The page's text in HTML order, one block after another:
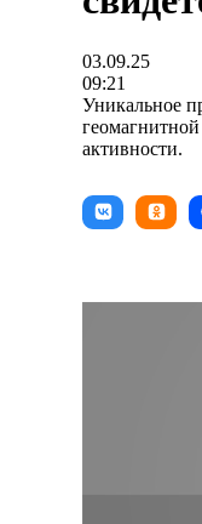
03.09.25
09:21
Уникальное
активности.